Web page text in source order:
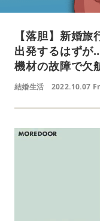
【落胆】新婚
出発するはずが
機材の故障で欠
結婚生活 2022.10.07